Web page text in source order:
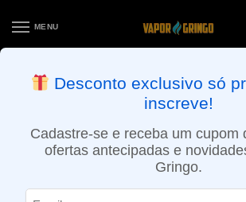
MENU
ENTREGA NO MESMO DIA EM SÃO PAULO
APROVADOS ATÉ 15:30 VIA
Desconto exclusivo só
inscreve!
Cadastre-se e receba um cupom
ofertas antecipadas e
Gringo.